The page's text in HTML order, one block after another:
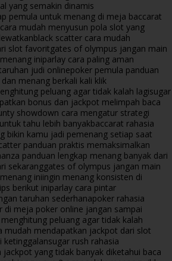
yang semakin dinamis
pemula untuk menang di meja baccarat
mudah menyusun pola slot yang
black scatter cara mudah
slot favoritgates of olympus jangan main
iniparlay cara paling aman
judi onlinepoker pemula panduan
menang berkali kali klik
peluang agar tidak kalah lagisugar
bonus dan jackpot melimpah baca
showdown cara mengatur strategi
tahu lebih banyakbaccarat rahasia
bikin kamu jadi pemenang setiap saat
panduan praktis memaksimalkan
panduan lengkap menang banyak dari
sekaranggates of olympus jangan main
iniingin menang konsisten di
berikut iniparlay cara pintar
taruhan sederhanapoker rahasia
di meja poker online jangan sampai
peluang agar tidak kalah
mudah mendapatkan jackpot dari slot
ketinggalansugar rush rahasia
yang tidak banyak diketahui baca